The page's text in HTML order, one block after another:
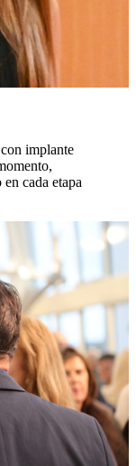
implante
cada etapa